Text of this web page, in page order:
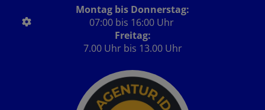
Montag bis Donnerstag:
07:00 bis 16:00 Uhr
Freitag:
7.00 Uhr bis 13.00 Uhr